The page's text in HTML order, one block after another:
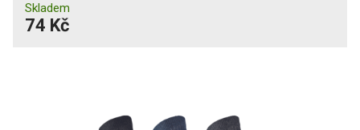
Skladem
74 Kč